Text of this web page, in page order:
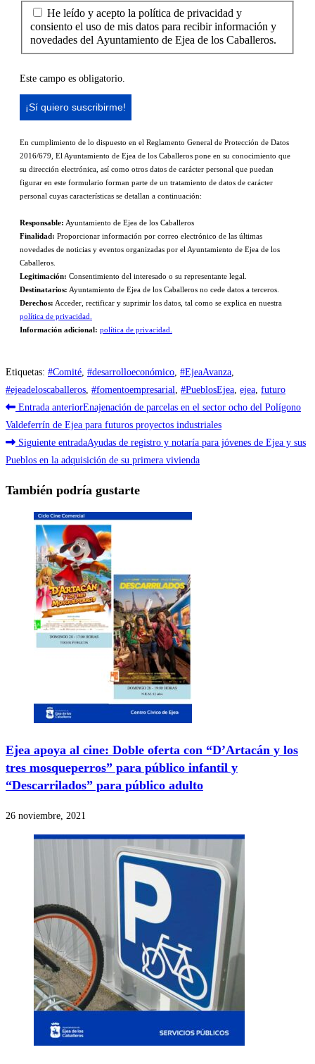
He leído y acepto la política de privacidad y
consiento el uso de mis datos para recibir información y
novedades del Ayuntamiento de Ejea de los Caballeros.
Este campo es obligatorio.
En cumplimiento de lo dispuesto en el Reglamento General de Protección de Datos
2016/679, El Ayuntamiento de Ejea de los Caballeros pone en su conocimiento que
su dirección electrónica, así como otros datos de carácter personal que puedan
figurar en este formulario forman parte de un tratamiento de datos de carácter
personal cuyas características se detallan a continuación:
Responsable: Ayuntamiento de Ejea de los Caballeros
Finalidad: Proporcionar información por correo electrónico de las últimas
novedades de noticias y eventos organizadas por el Ayuntamiento de Ejea de los
Caballeros.
Legitimación: Consentimiento del interesado o su representante legal.
Destinatarios: Ayuntamiento de Ejea de los Caballeros no cede datos a terceros.
Derechos: Acceder, rectificar y suprimir los datos, tal como se explica en nuestra
política de privacidad.
Información adicional: política de privacidad.
Etiquetas: #Comité #desarrolloeconómico #EjeaAvanza
#ejeadeloscaballeros #fomentoempresarial #PueblosEjea ejea futuro
Leer
más
artículos
Entrada anteriorEnajenación de parcelas en el sector ocho del Polígono
Valdeferrín de Ejea para futuros proyectos industriales
Siguiente entradaAyudas de registro y notaría para jóvenes de Ejea y sus
Pueblos en la adquisición de su primera vivienda
También podría gustarte
Ejea apoya al cine: Doble oferta con “D’Artacán y los
tres mosqueperros” para público infantil y
“Descarrilados” para público adulto
26 noviembre, 2021